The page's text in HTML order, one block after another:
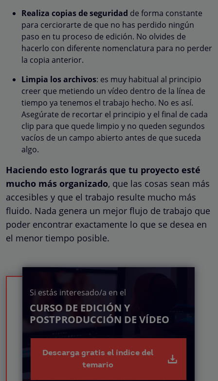
Realiza copias de seguridad de forma constante
para cerciorarte de que no has perdido ningún
paso en tu proceso de edición. No olvides de
hacerlo con diferente nomenclatura para no perder
la copia anterior.
Limpia los archivos: es muy habitual al principio
creer que metiendo un vídeo dentro de la línea de
tiempo ya tenemos el trabajo hecho. No es así.
Asegúrate de recortar el principio y el final de cada
clip para que quede limpio y no queden segundos
vacíos de un campo abierto antes de que suceda
algo.
Haciendo esto lograrás que tu proyecto esté
mucho más organizado, que las cosas sean más
accesibles y que el trabajo resulte mucho más
fluido. Nada genera un mejor flujo de trabajo que
poder encontrar exactamente lo que se desea en
el menor tiempo posible.
Si estás interesado/a en el
CURSO DE EDICIÓN Y
POSTPRODUCCIÓN DE VÍDEO
Descarga gratis el índice del
temario